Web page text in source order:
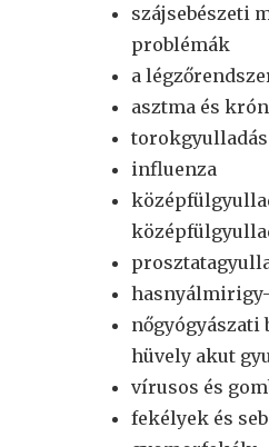
szájsebészeti
problémák
a
asztma és
torokgyulladás
influenza
nőgyógyászati
hüvely akut
vírusos és
fekélyek és